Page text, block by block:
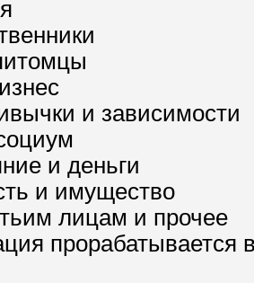
и зависимости
и деньги
и имущество
лицам и прочее
прорабатывается